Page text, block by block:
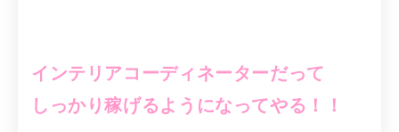
インテリアコーディネーターだって
しっかり稼げるようになってやる！！